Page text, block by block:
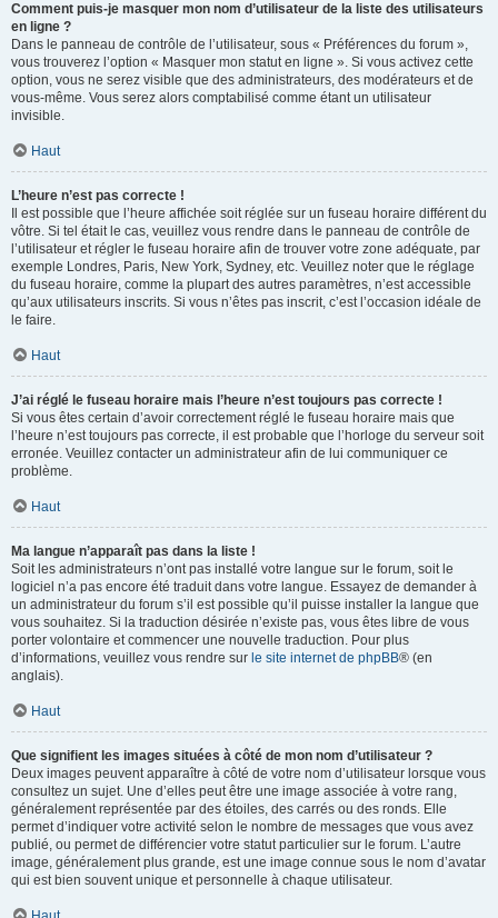
Comment puis-je masquer mon nom d’utilisateur de la liste des utilisateurs
en ligne ?
Dans le panneau de contrôle de l’utilisateur, sous « Préférences du forum »,
vous trouverez l’option « Masquer mon statut en ligne ». Si vous activez cette
option, vous ne serez visible que des administrateurs, des modérateurs et de
vous-même. Vous serez alors comptabilisé comme étant un utilisateur
invisible.
Haut
L’heure n’est pas correcte !
Il est possible que l’heure affichée soit réglée sur un fuseau horaire différent du
vôtre. Si tel était le cas, veuillez vous rendre dans le panneau de contrôle de
l’utilisateur et régler le fuseau horaire afin de trouver votre zone adéquate, par
exemple Londres, Paris, New York, Sydney, etc. Veuillez noter que le réglage
du fuseau horaire, comme la plupart des autres paramètres, n’est accessible
qu’aux utilisateurs inscrits. Si vous n’êtes pas inscrit, c’est l’occasion idéale de
le faire.
Haut
J’ai réglé le fuseau horaire mais l’heure n’est toujours pas correcte !
Si vous êtes certain d’avoir correctement réglé le fuseau horaire mais que
l’heure n’est toujours pas correcte, il est probable que l’horloge du serveur soit
erronée. Veuillez contacter un administrateur afin de lui communiquer ce
problème.
Haut
Ma langue n’apparaît pas dans la liste !
Soit les administrateurs n’ont pas installé votre langue sur le forum, soit le
logiciel n’a pas encore été traduit dans votre langue. Essayez de demander à
un administrateur du forum s’il est possible qu’il puisse installer la langue que
vous souhaitez. Si la traduction désirée n’existe pas, vous êtes libre de vous
porter volontaire et commencer une nouvelle traduction. Pour plus
d’informations, veuillez vous rendre sur le site internet de phpBB® (en
anglais).
Haut
Que signifient les images situées à côté de mon nom d’utilisateur ?
Deux images peuvent apparaître à côté de votre nom d’utilisateur lorsque vous
consultez un sujet. Une d’elles peut être une image associée à votre rang,
généralement représentée par des étoiles, des carrés ou des ronds. Elle
permet d’indiquer votre activité selon le nombre de messages que vous avez
publié, ou permet de différencier votre statut particulier sur le forum. L’autre
image, généralement plus grande, est une image connue sous le nom d’avatar
qui est bien souvent unique et personnelle à chaque utilisateur.